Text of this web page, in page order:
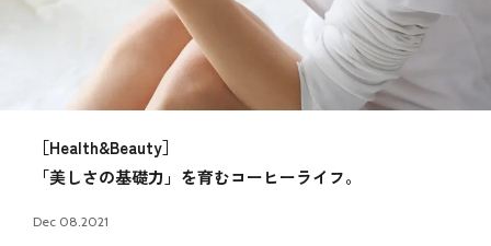
［Health&Beauty］
「美しさの基礎力」を育むコーヒーライフ。
Dec 08.2021